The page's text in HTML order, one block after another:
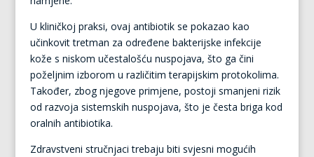
U kliničkoj praksi, ovaj antibiotik se pokazao kao
učinkovit tretman za određene bakterijske infekcije
kože s niskom učestalošću nuspojava, što ga čini
poželjnim izborom u različitim terapijskim protokolima.
Također, zbog njegove primjene, postoji smanjeni rizik
od razvoja sistemskih nuspojava, što je česta briga kod
oralnih antibiotika.
Zdravstveni stručnjaci trebaju biti svjesni mogućih